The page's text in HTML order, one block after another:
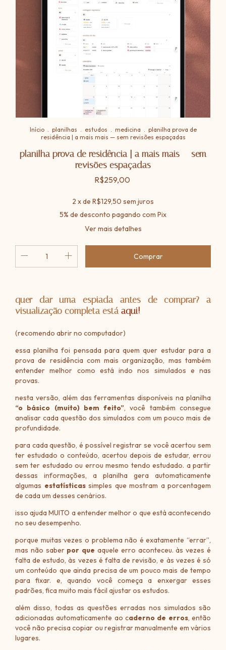
Início planilhas estudos medicina
planilha prova de
residência | a mais mais — sem revisões espaçadas
planilha prova de residência | a mais mais — sem
revisões espaçadas
R$259,00
2 x de R$129,50 sem juros
5% de desconto pagando com Pix
Ver mais detalhes
quer dar uma espiada antes de comprar? a
visualização completa estáaqui!
(recomendo abrir no computador)
essa planilha foi pensada para quem quer estudar para a
prova de residência com mais organização, mas também
entender melhor como está indo nos simulados e nas
provas.
nesta versão, além das ferramentas disponíveis na planilha
“o básico (muito) bem feito”, você também consegue
analisar cada questão dos simulados com um pouco mais de
profundidade.
para cada questão, é possível registrar se você acertou sem
ter estudado o conteúdo, acertou depois de estudar, errou
sem ter estudado ou errou mesmo tendo estudado. a partir
dessas informações, a planilha gera automaticamente
algumas estatísticas simples que mostram a porcentagem
de cada um desses cenários.
isso ajuda MUITO a entender melhor o que está acontecendo
no seu desempenho.
porque muitas vezes o problema não é exatamente “errar”,
mas não saber por que aquele erro aconteceu. às vezes é
falta de estudo, às vezes é falta de revisão, e às vezes é só
um conteúdo que ainda precisa de um pouco mais de tempo
para fixar. e, quando você começa a enxergar esses
padrões, fica muito mais fácil ajustar os estudos.
além disso, todas as questões erradas nos simulados são
adicionadas automaticamente ao caderno de erros, então
você não precisa copiar ou registrar manualmente em vários
lugares.